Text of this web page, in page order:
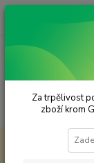
Za trpělivost
zboží krom